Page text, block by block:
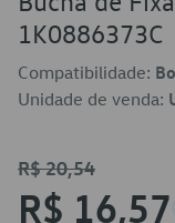
1K0886373C
Compatibilidade:
Unidade de venda:
R$ 20,54
R$ 16,57